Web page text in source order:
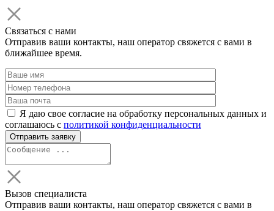
Связаться с нами
Отправив ваши контакты, наш оператор свяжется с вами в
ближайшее время.
Я даю свое согласие на обработку персональных данных и
соглашаюсь с политикой конфиденциальности
Вызов специалиста
Отправив ваши контакты, наш оператор свяжется с вами в